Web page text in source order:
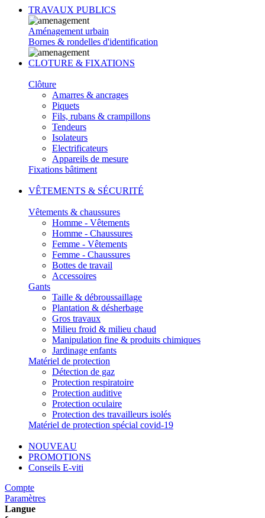
TRAVAUX PUBLICS
Aménagement urbain
Bornes & rondelles d'identification
CLOTURE & FIXATIONS
Clôture
Amarres & ancrages
Piquets
Fils, rubans & crampillons
Tendeurs
Isolateurs
Electrificateurs
Appareils de mesure
Fixations bâtiment
VÊTEMENTS & SÉCURITÉ
Vêtements & chaussures
Homme - Vêtements
Homme - Chaussures
Femme - Vêtements
Femme - Chaussures
Bottes de travail
Accessoires
Gants
Taille & débroussaillage
Plantation & désherbage
Gros travaux
Milieu froid & milieu chaud
Manipulation fine & produits chimiques
Jardinage enfants
Matériel de protection
Détection de gaz
Protection respiratoire
Protection auditive
Protection oculaire
Protection des travailleurs isolés
Matériel de protection spécial covid-19
NOUVEAU
PROMOTIONS
Conseils E-viti
Compte
Paramètres
Langue